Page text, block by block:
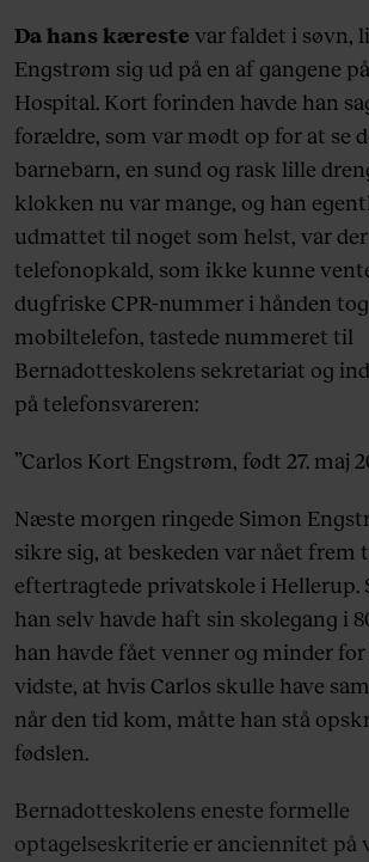
Da hans kæreste var faldet i søvn,
Engstrøm sig ud på en af gangene
Hospital. Kort forinden havde han
forældre, som var mødt op for at se
barnebarn, en sund og rask lille
klokken nu var mange, og han
udmattet til noget som helst, var
telefonopkald, som ikke kunne
dugfriske CPR-nummer i hånden
mobiltelefon, tastede nummeret til
Bernadotteskolens sekretariat og
på telefonsvareren:
”Carlos Kort Engstrøm, født 27. maj
Næste morgen ringede Simon
sikre sig, at beskeden var nået frem
eftertragtede privatskole i Hellerup.
han selv havde haft sin skolegang i
han havde fået venner og minder
vidste, at hvis Carlos skulle have
når den tid kom, måtte han stå
fødslen.
Bernadotteskolens eneste formelle
optagelseskriterie er anciennitet på